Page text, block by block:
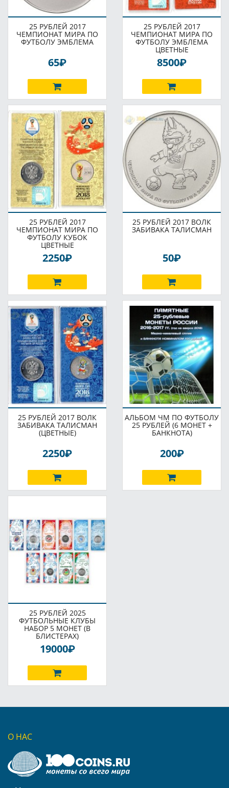
25 РУБЛЕЙ 2017
ЧЕМПИОНАТ МИРА ПО
ФУТБОЛУ ЭМБЛЕМА
65P
25 РУБЛЕЙ 2017
ЧЕМПИОНАТ МИРА ПО
ФУТБОЛУ ЭМБЛЕМА
ЦВЕТНЫЕ
8500P
25 РУБЛЕЙ 2017
ЧЕМПИОНАТ МИРА ПО
ФУТБОЛУ КУБОК
ЦВЕТНЫЕ
2250P
25 РУБЛЕЙ 2017 ВОЛК
ЗАБИВАКА ТАЛИСМАН
50P
25 РУБЛЕЙ 2017 ВОЛК
ЗАБИВАКА ТАЛИСМАН
(ЦВЕТНЫЕ)
2250P
АЛЬБОМ ЧМ ПО ФУТБОЛУ
25 РУБЛЕЙ (6 МОНЕТ +
БАНКНОТА)
200P
25 РУБЛЕЙ 2025
ФУТБОЛЬНЫЕ КЛУБЫ
НАБОР 5 МОНЕТ (В
БЛИСТЕРАХ)
19000P
О НАС